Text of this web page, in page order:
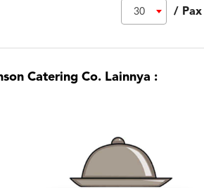
30 / Pax
Catering Co. Lainnya :